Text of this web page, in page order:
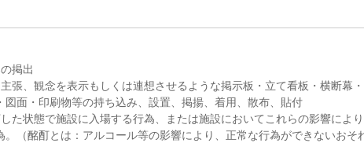
掲出
張、観念を表示もしくは連想させるような掲示板・立て看板・横断幕
面・印刷物等の持ち込み、設置、掲揚、着用、散布、貼付
た状態で施設に入場する行為、または施設においてこれらの影響によ
（酩酊とは：アルコール等の影響により、正常な行為ができないおそ